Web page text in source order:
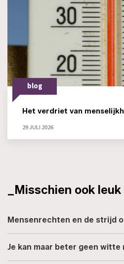
blog
Het verdriet van
29 JULI 2026
_Misschien ook
Mensenrechten en de strijd
Je kan maar beter geen witte